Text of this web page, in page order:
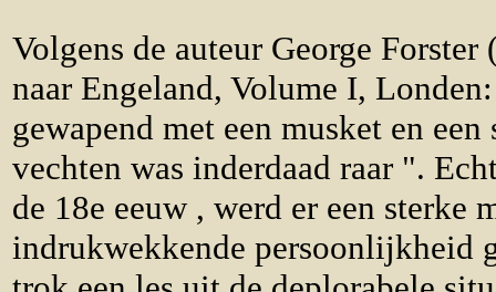
Volgens de auteur George
naar Engeland, Volume I,
gewapend met een musket en
vechten was inderdaad raar ".
de 18e eeuw , werd er een sterke
indrukwekkende persoonlijkheid